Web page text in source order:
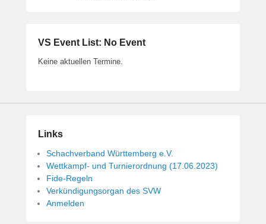
VS Event List: No Event
Keine aktuellen Termine.
Links
Schachverband Württemberg e.V.
Wettkampf- und Turnierordnung (17.06.2023)
Fide-Regeln
Verkündigungsorgan des SVW
Anmelden